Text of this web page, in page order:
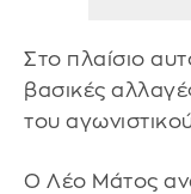
Στο πλαίσιο
βασικές
του
Ο Λέο Μάτος